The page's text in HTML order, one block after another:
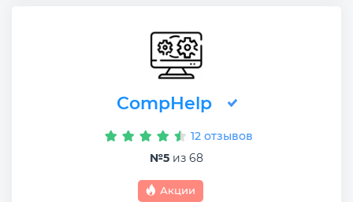
CompHelp
12 отзывов
№5 из 68
Акции